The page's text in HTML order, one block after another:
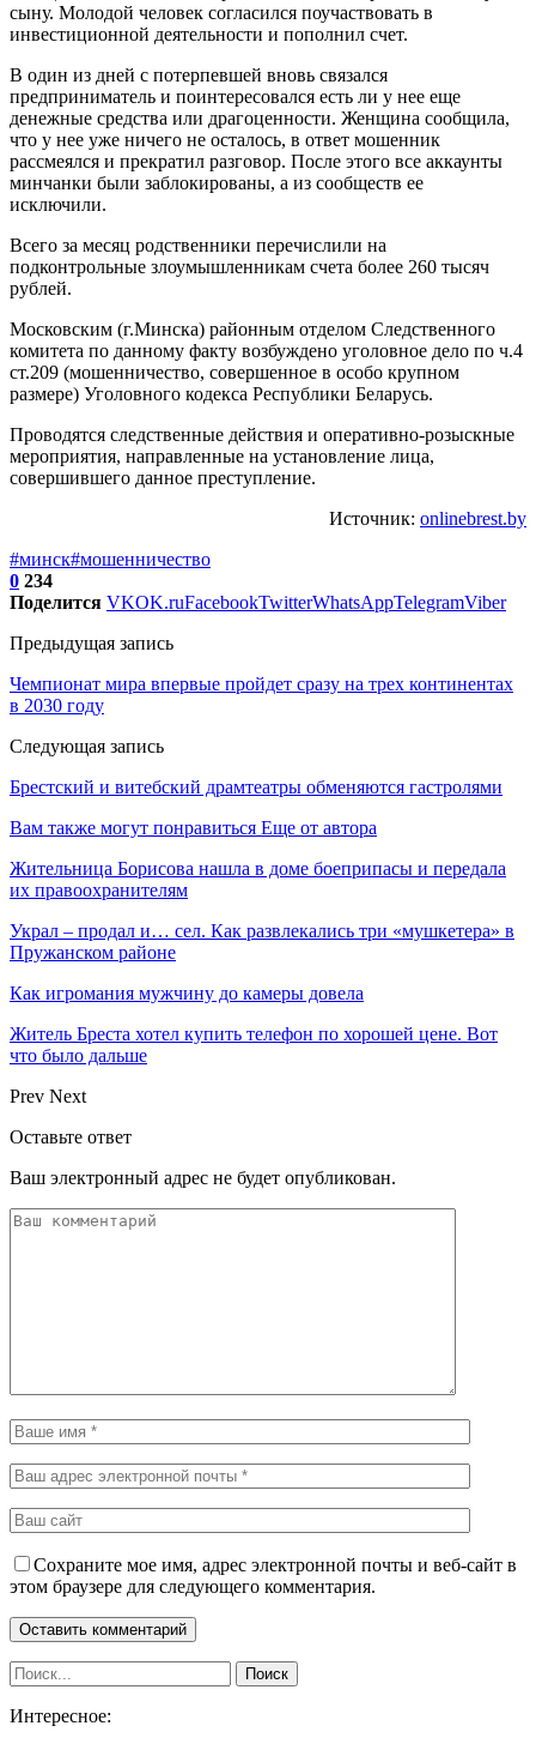
сыну. Молодой человек согласился поучаствовать в
инвестиционной деятельности и пополнил счет.
В один из дней с потерпевшей вновь связался
предприниматель и поинтересовался есть ли у нее еще
денежные средства или драгоценности. Женщина сообщила,
что у нее уже ничего не осталось, в ответ мошенник
рассмеялся и прекратил разговор. После этого все аккаунты
минчанки были заблокированы, а из сообществ ее
исключили.
Всего за месяц родственники перечислили на
подконтрольные злоумышленникам счета более 260 тысяч
рублей.
Московским (г.Минска) районным отделом Следственного
комитета по данному факту возбуждено уголовное дело по ч.4
ст.209 (мошенничество, совершенное в особо крупном
размере) Уголовного кодекса Республики Беларусь.
Проводятся следственные действия и оперативно-розыскные
мероприятия, направленные на установление лица,
совершившего данное преступление.
Источник: onlinebrest.by
#минск#мошенничество
0 234
Поделится VKOK.ruFacebookTwitterWhatsAppTelegramViber
Предыдущая запись
Чемпионат мира впервые пройдет сразу на трех континентах
в 2030 году
Следующая запись
Брестский и витебский драмтеатры обменяются гастролями
Вам также могут понравиться Еще от автора
Жительница Борисова нашла в доме боеприпасы и передала
их правоохранителям
Украл – продал и… сел. Как развлекались три «мушкетера» в
Пружанском районе
Как игромания мужчину до камеры довела
Житель Бреста хотел купить телефон по хорошей цене. Вот
что было дальше
Prev Next
Оставьте ответ
Ваш электронный адрес не будет опубликован.
Сохраните мое имя, адрес электронной почты и веб-сайт в
этом браузере для следующего комментария.
Интересное: